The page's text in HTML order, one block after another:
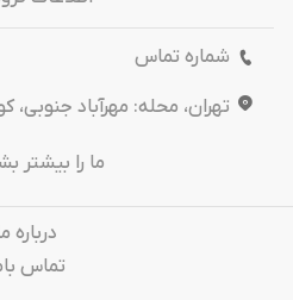
شماره تماس
تهران، محله: مهرآباد
ما را بیشتر
درباره‌
تماس